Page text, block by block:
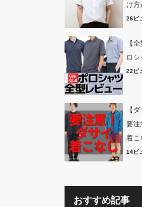
け方
26ビ
【
ロ
22ビ
【
要注
着こ
14ビ
おすすめ記事